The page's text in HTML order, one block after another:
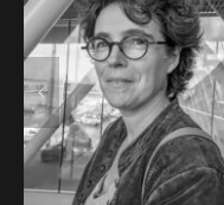
Caroline
DELMAS •
IPSEN Signes :
Intervenant au
Forum 2MF
(2023)